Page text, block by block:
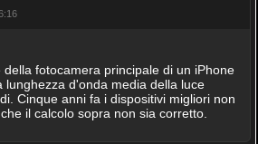
fotocamera principale di un iPhone
lunghezza d'onda media della luce
Cinque anni fa i dispositivi migliori non
il calcolo sopra non sia corretto.